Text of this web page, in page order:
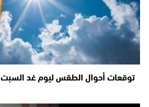
توقعات أحوال الطقس ليوم غد السبت